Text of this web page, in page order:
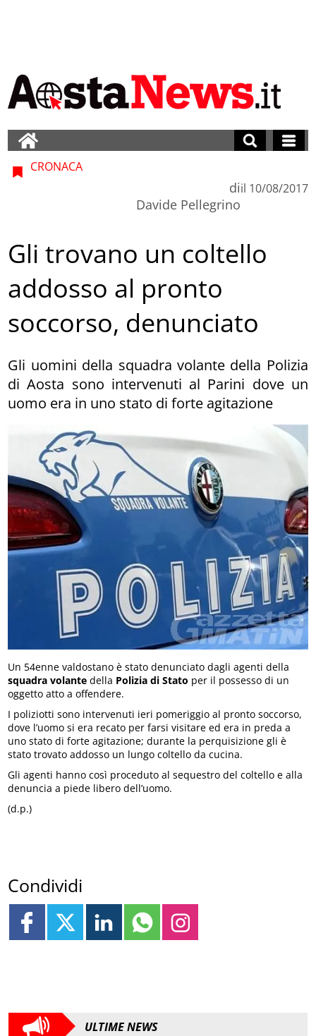
CRONACA
di
Davide Pellegrino
il 10/08/2017
Gli trovano un coltello
addosso al pronto
soccorso, denunciato
Gli uomini della squadra volante della Polizia
di Aosta sono intervenuti al Parini dove un
uomo era in uno stato di forte agitazione
Un 54enne valdostano è stato denunciato dagli agenti della
squadra volante della Polizia di Stato per il possesso di un
oggetto atto a offendere.
I poliziotti sono intervenuti ieri pomeriggio al pronto soccorso,
dove l’uomo si era recato per farsi visitare ed era in preda a
uno stato di forte agitazione; durante la perquisizione gli è
stato trovato addosso un lungo coltello da cucina.
Gli agenti hanno così proceduto al sequestro del coltello e alla
denuncia a piede libero dell’uomo.
(d.p.)
Condividi
ULTIME NEWS